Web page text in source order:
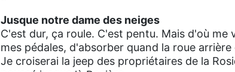
Jusque notre dame des neiges
C'est dur, ça roule. C'est pentu. Mais d'où
mes pédales, d'absorber quand la roue arrière
Je croiserai la jeep des propriétaires de la